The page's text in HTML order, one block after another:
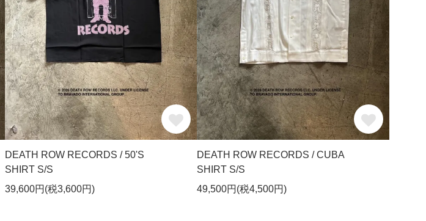
DEATH ROW RECORDS / 50'S
SHIRT S/S
39,600円(税3,600円)
DEATH ROW RECORDS / CUBA
SHIRT S/S
49,500円(税4,500円)